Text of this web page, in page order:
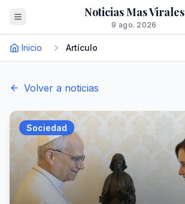
Noticias Mas Virales
9 ago. 2026
Inicio Artículo
Volver a noticias
Sociedad